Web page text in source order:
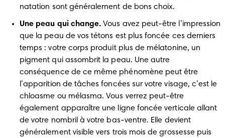
natation sont généralement de bons choix.
Une peau qui change. Vous avez peut-être l’impression
que la peau de vos tétons est plus foncée ces derniers
temps : votre corps produit plus de mélatonine, un
pigment qui assombrit la peau. Une autre
conséquence de ce même phénomène peut être
l’apparition de tâches foncées sur votre visage, c’est le
chloasme ou mélasma. Vous verrez peut-être
également apparaître une ligne foncée verticale allant
de votre nombril à votre bas-ventre. Elle devient
généralement visible vers trois mois de grossesse puis